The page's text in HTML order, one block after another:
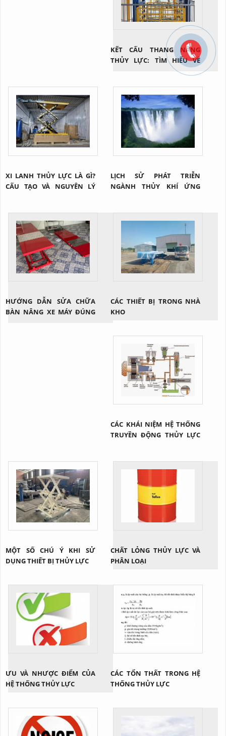
KẾT CẤU THANG NÂNG
THỦY LỰC: TÌM HIỂU VỀ
CÔNG NGHỆ NÂNG HẠ HIỆU
XI LANH THỦY LỰC LÀ GÌ?
CẤU TẠO VÀ NGUYÊN LÝ
LỊCH SỬ PHÁT TRIỄN
NGÀNH THỦY KHÍ ỨNG
HƯỚNG DẪN SỬA CHỮA
BÀN NÂNG XE MÁY ĐÚNG
CÁC THIẾT BỊ TRONG NHÀ
KHO
CÁC KHÁI NIỆM HỆ THỐNG
TRUYỀN ĐỘNG THỦY LỰC
MỘT SỐ CHÚ Ý KHI SỬ
DỤNG THIẾT BỊ THỦY LỰC
CHẤT LỎNG THỦY LỰC VÀ
PHÂN LOẠI
ƯU VÀ NHƯỢC ĐIỂM CỦA
HỆ THỐNG THỦY LỰC
CÁC TỔN THẤT TRONG HỆ
THỐNG THỦY LỰC